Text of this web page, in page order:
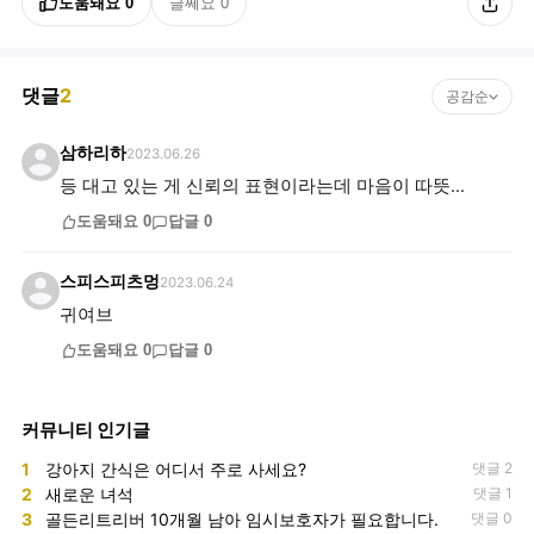
댓글2 공감순
삼하리하2023.06.26
등 대고 있는 게 신뢰의 표현이라는데 마음이 따뜻...
도움돼요 0 답글 0
스피스피츠멍2023.06.24
귀여브
도움돼요 0 답글 0
커뮤니티 인기글
1 강아지 간식은 어디서 주로 사세요? 댓글 2
2 새로운 녀석 댓글 1
3 골든리트리버 10개월 남아 임시보호자가 필요합니다. 댓글 0